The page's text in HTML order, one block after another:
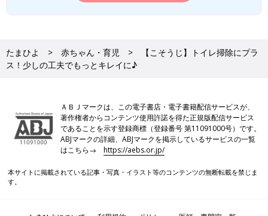
たまひよ 赤ちゃん・育児
【こそうじ】トイレ掃除にプラ
ス！少しの工夫でもっとキレイに♪
ＡＢＪマークは、この電子書店・電子書籍配信サービスが、
著作権者からコンテンツ使用許諾を得た正規版配信サービス
であることを示す登録商標（登録番号 第11091000号）です。
ABJマークの詳細、ABJマークを掲示しているサービスの一覧
はこちら→https://aebs.or.jp/
本サイトに掲載されている記事・写真・イラスト等のコンテンツの無断転載を禁じま
す。